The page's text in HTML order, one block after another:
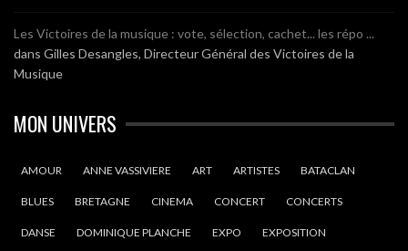
Les Victoires de la musique : vote, sélection, cachet... les répo ...
dans Gilles Desangles, Directeur Général des Victoires de la
Musique
MON UNIVERS
AMOUR ANNE VASSIVIERE ART ARTISTES BATACLAN
BLUES BRETAGNE CINEMA CONCERT CONCERTS
DANSE DOMINIQUE PLANCHE EXPO EXPOSITION